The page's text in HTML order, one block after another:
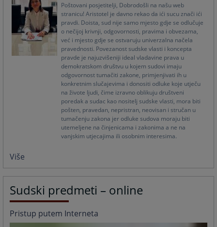
Poštovani posjetitelji, Dobrodošli na našu web
stranicu! Aristotel je davno rekao da ići sucu znači ići
pravdi. Doista, sud nije samo mjesto gdje se odlučuje
o nečijoj krivnji, odgovornosti, pravima i obvezama,
već i mjesto gdje se ostvaruju univerzalna načela
pravednosti. Povezanost sudske vlasti i koncepta
pravde je najuzvišeniji ideal vladavine prava u
demokratskom društvu u kojem sudovi imaju
odgovornost tumačiti zakone, primjenjivati ih u
konkretnim slučajevima i donositi odluke koje utječu
na živote ljudi, čime izravno oblikuju društveni
poredak a sudac kao nositelj sudske vlasti, mora biti
pošten, pravedan, nepristran, neovisan i stručan u
tumačenju zakona jer odluke sudova moraju biti
utemeljene na činjenicama i zakonima a ne na
vanjskim utjecajima ili osobnim interesima.
Više
Sudski predmeti – online
Pristup putem Interneta